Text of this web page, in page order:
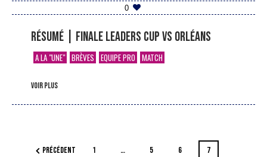
0
Résumé | Finale Leaders Cup vs Orléans
A LA "UNE" BRÈVES EQUIPE PRO MATCH
voir plus
PRÉCÉDENT 1 … 5 6 7